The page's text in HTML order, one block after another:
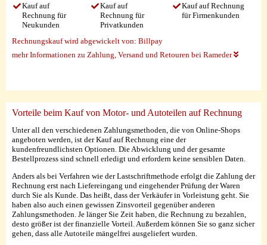
Kauf auf
Rechnung für
Neukunden
Kauf auf
Rechnung für
Privatkunden
Kauf auf Rechnung
für Firmenkunden
Rechnungskauf wird abgewickelt von: Billpay
mehr Informationen zu Zahlung, Versand und Retouren bei Rameder
Vorteile beim Kauf von Motor- und Autoteilen auf Rechnung
Unter all den verschiedenen Zahlungsmethoden, die von Online-Shops
angeboten werden, ist der Kauf auf Rechnung eine der
kundenfreundlichsten Optionen. Die Abwicklung und der gesamte
Bestellprozess sind schnell erledigt und erfordern keine sensiblen Daten.
Anders als bei Verfahren wie der Lastschriftmethode erfolgt die Zahlung der
Rechnung erst nach Liefereingang und eingehender Prüfung der Waren
durch Sie als Kunde. Das heißt, dass der Verkäufer in Vorleistung geht. Sie
haben also auch einen gewissen Zinsvorteil gegenüber anderen
Zahlungsmethoden. Je länger Sie Zeit haben, die Rechnung zu bezahlen,
desto größer ist der finanzielle Vorteil. Außerdem können Sie so ganz sicher
gehen, dass alle Autoteile mängelfrei ausgeliefert wurden.